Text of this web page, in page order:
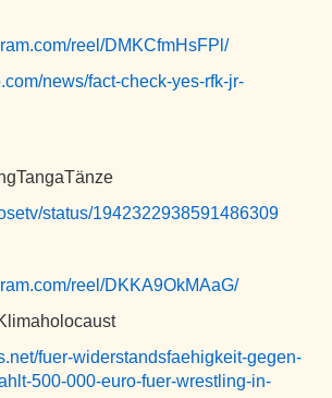
reel/DMKCfmHsFPl/
news/fact-check-yes-rfk-jr-
status/1942322938591486309
reel/DKKA9OkMAaG/
fuer-widerstandsfaehigkeit-gegen-
500-000-euro-fuer-wrestling-in-